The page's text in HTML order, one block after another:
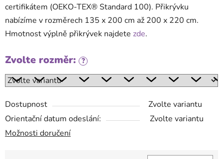
certifikátem (OEKO-TEX® Standard 100). Přikrývku
nabízíme v rozměrech 135 x 200 cm až 200 x 220 cm.
Hmotnost výplně přikrývek najdete zde.
Zvolte rozměr: ?
Dostupnost
Zvolte variantu
Orientační datum odeslání:
Zvolte variantu
Možnosti doručení